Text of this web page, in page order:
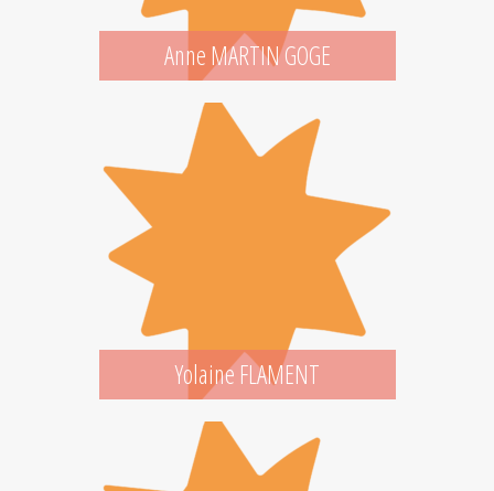
Anne MARTIN GOGE
Yolaine FLAMENT